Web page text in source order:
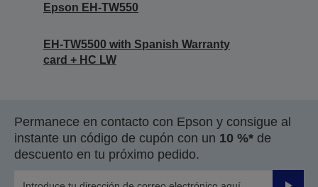
Epson EH-TW550
EH-TW5500 with Spanish Warranty
card + HC LW
Permanece en contacto con Epson y consigue al
instante un código de cupón con un 10 %* de
descuento en tu próximo pedido.